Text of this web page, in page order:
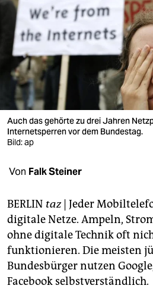
berlin
nord
wahrheit
verlag
verlag
veranstaltungen
unterstützen
abo
genossenschaft
epaper login
Auch das gehörte zu drei Jahren
Internetsperren vor dem Bundestag.
Bild: ap
Von Falk Steiner
BERLIN taz| Jeder
digitale Netze. Ampeln,
ohne digitale Technik oft
funktionieren. Die meisten
Bundesbürger nutzen
Facebook selbstverständlich.